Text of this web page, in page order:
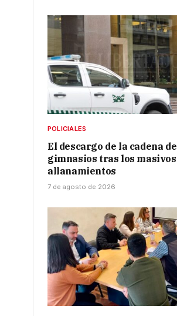
POLICIALES
El descargo de la cadena de
gimnasios tras los masivos
allanamientos
7 de agosto de 2026